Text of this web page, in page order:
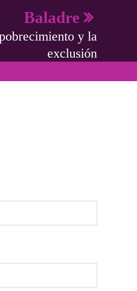
Baladre
y la
exclusión